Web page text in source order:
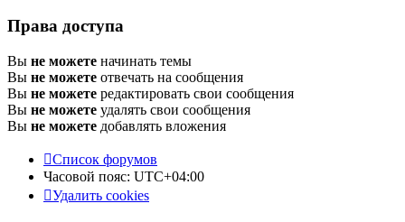
Права доступа
Вы не можете начинать темы
Вы не можете отвечать на сообщения
Вы не можете редактировать свои сообщения
Вы не можете удалять свои сообщения
Вы не можете добавлять вложения
Список форумов
Часовой пояс: UTC+04:00
Удалить cookies